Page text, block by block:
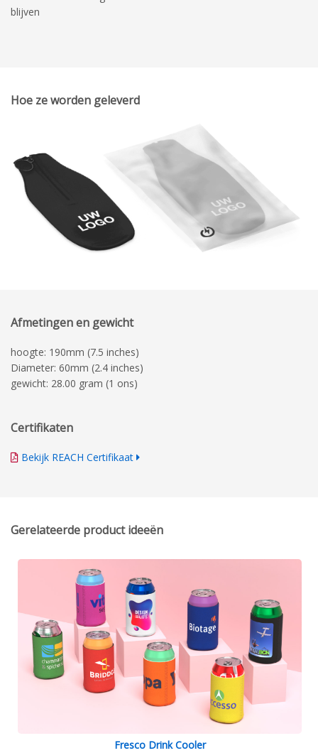
blijven
Hoe ze worden geleverd
Afmetingen en gewicht
hoogte: 190mm (7.5 inches)
Diameter: 60mm (2.4 inches)
gewicht: 28.00 gram (1 ons)
Certifikaten
Bekijk REACH Certifikaat
Gerelateerde product ideeën
Fresco Drink Cooler